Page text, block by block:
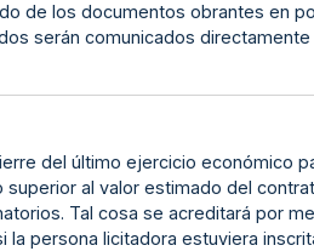
de los documentos obrantes en
serán comunicados
del último ejercicio económico
al valor estimado del
Tal cosa se acreditará por
la persona licitadora estuviera